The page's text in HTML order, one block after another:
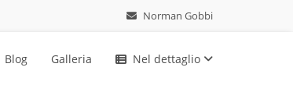
Norman Gobbi
Blog Galleria Nel dettaglio